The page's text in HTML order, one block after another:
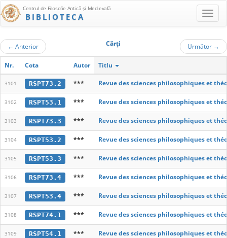
Centrul de Filosofie Antică şi Medievală
BIBLIOTECA
← Anterior Cărţi Următor →
Nr. Cota Autor Titlu
3101 RSPT73.2 *** Revue des sciences philosophiques et
3102 RSPT53.1 *** Revue des sciences philosophiques et
3103 RSPT73.3 *** Revue des sciences philosophiques et
3104 RSPT53.2 *** Revue des sciences philosophiques et
3105 RSPT53.3 *** Revue des sciences philosophiques et
3106 RSPT73.4 *** Revue des sciences philosophiques et
3107 RSPT53.4 *** Revue des sciences philosophiques et
3108 RSPT74.1 *** Revue des sciences philosophiques et
3109 RSPT54.1 *** Revue des sciences philosophiques et